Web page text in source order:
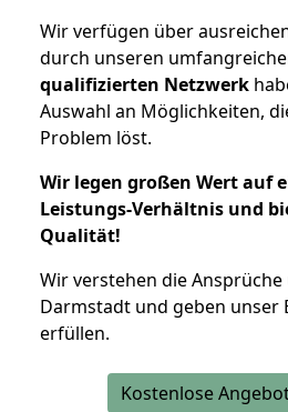
Wir verfügen über
durch unseren
qualifizierten Netzwerk
Auswahl an Möglichkeiten,
Problem löst.
Wir legen großen Wert auf
Leistungs-Verhältnis und
Qualität!
Wir verstehen die
Darmstadt und geben unser
erfüllen.
Kostenlose